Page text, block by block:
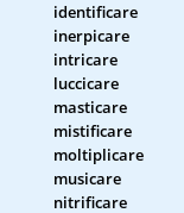
identificare
inerpicare
intricare
luccicare
masticare
mistificare
moltiplicare
musicare
nitrificare